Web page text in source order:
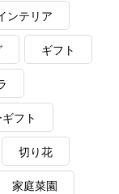
ンテリア
ギフト
フト
切り花
家庭菜園